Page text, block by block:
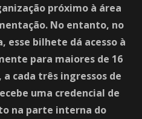
próximo à área
No entanto, no
esse bilhete dá acesso à
para maiores de 16
cada três ingressos de
uma credencial de
na parte interna do